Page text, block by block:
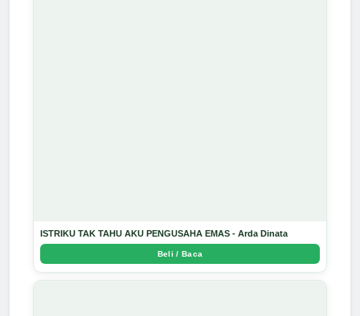
ISTRIKU TAK TAHU AKU PENGUSAHA EMAS - Arda Dinata
Beli / Baca